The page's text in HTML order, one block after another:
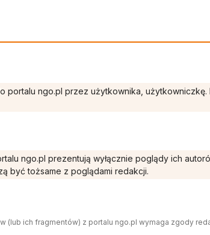
portalu ngo.pl przez użytkownika,
ngo.pl prezentują wyłącznie poglądy ich
być tożsame z poglądami redakcji.
(lub ich fragmentów) z portalu ngo.pl wymaga zgody